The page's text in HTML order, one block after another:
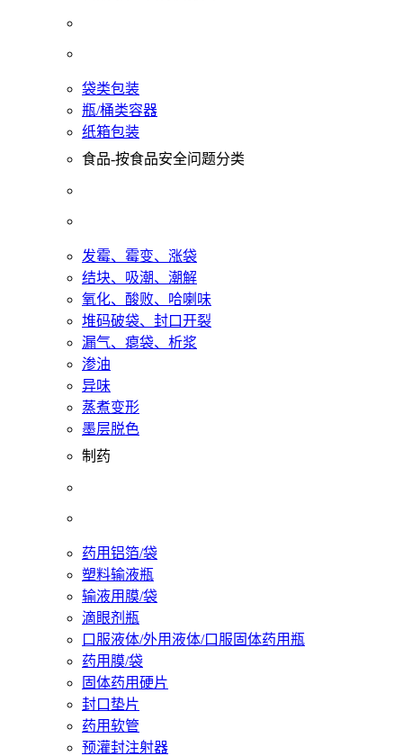
袋类包装
瓶/桶类容器
纸箱包装
食品-按食品安全问题分类
发霉、霉变、涨袋
结块、吸潮、潮解
氧化、酸败、哈喇味
堆码破袋、封口开裂
漏气、瘪袋、析浆
渗油
异味
蒸煮变形
墨层脱色
制药
药用铝箔/袋
塑料输液瓶
输液用膜/袋
滴眼剂瓶
口服液体/外用液体/口服固体药用瓶
药用膜/袋
固体药用硬片
封口垫片
药用软管
预灌封注射器